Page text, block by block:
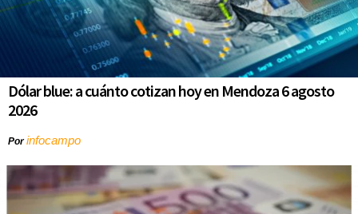
Dólar blue: a cuánto cotizan hoy en Mendoza 6 agosto
2026
Porinfocampo